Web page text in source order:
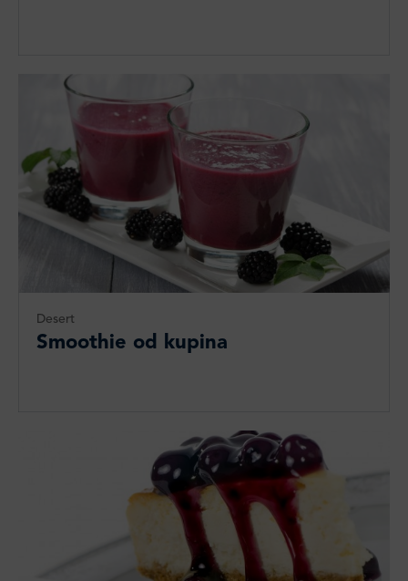
Desert
Smoothie od kupina